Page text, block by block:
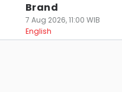
Brand
7 Aug 2026, 11:00 WIB
English